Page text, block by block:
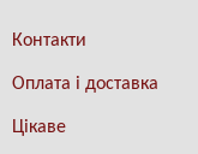
Контакти
Оплата і доставка
Цікаве